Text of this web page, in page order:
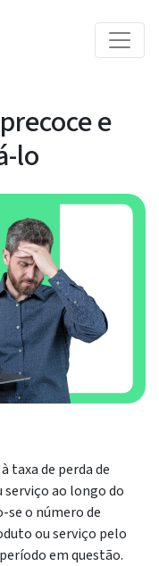
e
lo
taxa de perda de
ao longo do
se o número de
ou serviço pelo
em questão.